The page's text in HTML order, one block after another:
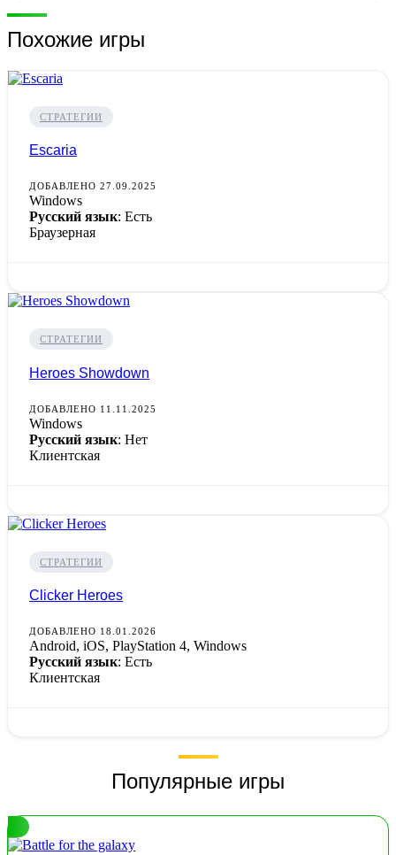
Похожие игры
СТРАТЕГИИ
Escaria
ДОБАВЛЕНО 27.09.2025
Windows
Русский язык: Есть
Браузерная
СТРАТЕГИИ
Heroes Showdown
ДОБАВЛЕНО 11.11.2025
Windows
Русский язык: Нет
Клиентская
СТРАТЕГИИ
Clicker Heroes
ДОБАВЛЕНО 18.01.2026
Android, iOS, PlayStation 4, Windows
Русский язык: Есть
Клиентская
Популярные игры